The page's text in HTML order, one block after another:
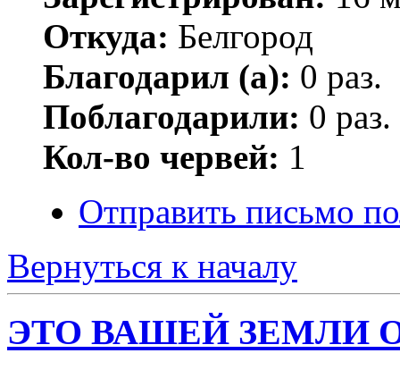
Откуда: Белгород
Благодарил (а): 0 раз.
Поблагодарили: 0 раз.
Кол-во червей: 1
Отправить письмо
Вернуться к началу
ЭТО ВАШЕЙ ЗЕМЛИ